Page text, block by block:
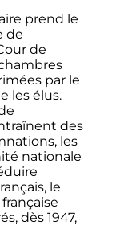
prend le
de
de
par le
les élus.
des
les
nationale
le
dès 1947,